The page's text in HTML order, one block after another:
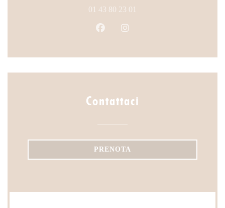
01 43 80 23 01
Facebook ((apre una nuova
Contattaci
PRENOTA